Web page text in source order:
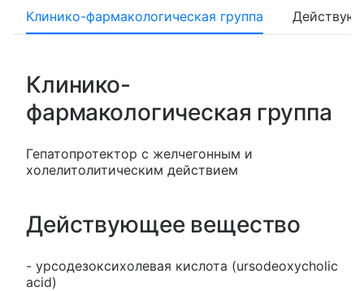
Клинико-фармакологическая группа
Клинико-
фармакологическая группа
Гепатопротектор с желчегонным и
холелитолитическим действием
Действующее вещество
- урсодезоксихолевая кислота (ursodeoxycholic
acid)